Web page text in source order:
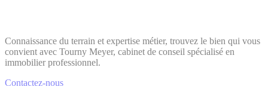
Connaissance du terrain et expertise métier, trouvez le bien qui vous
convient avec Tourny Meyer, cabinet de conseil spécialisé en
immobilier professionnel.
Contactez-nous